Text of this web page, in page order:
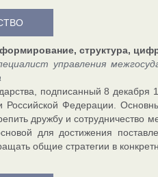
структура,
управления
подписанный 8
Российской Федерации.
дружбу и сотрудничество
для достижения
общие стратегии в